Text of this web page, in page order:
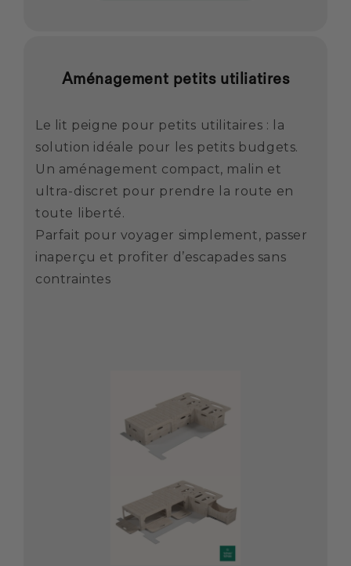
Aménagement petits utiliatires
Le lit peigne pour petits utilitaires : la
solution idéale pour les petits budgets.
Un aménagement compact, malin et
ultra-discret pour prendre la route en
toute liberté.
Parfait pour voyager simplement, passer
inaperçu et profiter d’escapades sans
contraintes